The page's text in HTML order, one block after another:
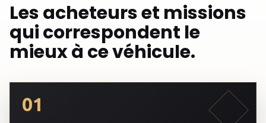
Les acheteurs et missions
qui correspondent le
mieux à ce véhicule.
01